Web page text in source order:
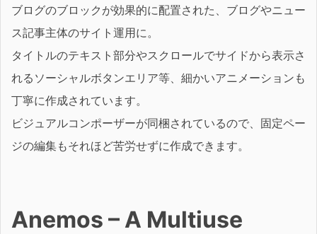
ブログのブロックが効果的に配置された、ブログやニュー
ス記事主体のサイト運用に。
タイトルのテキスト部分やスクロールでサイドから表示さ
れるソーシャルボタンエリア等、細かいアニメーションも
丁寧に作成されています。
ビジュアルコンポーザーが同梱されているので、固定ペー
ジの編集もそれほど苦労せずに作成できます。
Anemos – A Multiuse